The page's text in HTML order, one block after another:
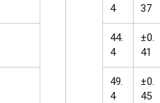
4
37
44.
4
±0.
41
49.
4
±0.
45